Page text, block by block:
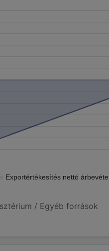
Exportértékesítés nettó
/ Egyéb források